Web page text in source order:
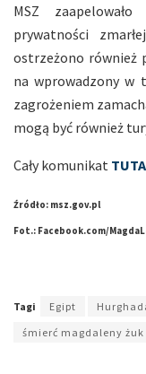
MSZ
prywatności
ostrzeżono również
na wprowadzony w
zagrożeniem
mogą być również
Cały komunikat
Źródło: msz.gov.pl
Fot.: Facebook.com/
Tagi Egipt
śmierć magdaleny żuk